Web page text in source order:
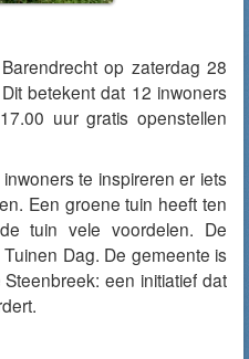
op zaterdag 28
betekent dat 12 inwoners
uur gratis openstellen
te inspireren er iets
Een groene tuin heeft ten
tuin vele voordelen. De
Dag. De gemeente is
een initiatief dat